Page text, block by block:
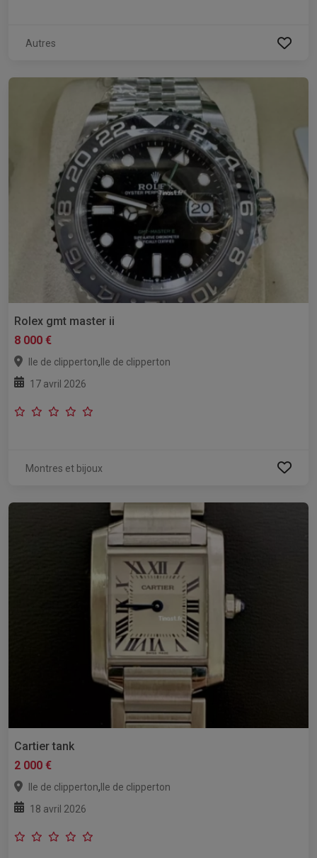
Autres
Rolex gmt master ii
8 000 €
Ile de clipperton, Ile de clipperton
17 avril 2026
Montres et bijoux
Cartier tank
2 000 €
Ile de clipperton,Ile de clipperton
18 avril 2026